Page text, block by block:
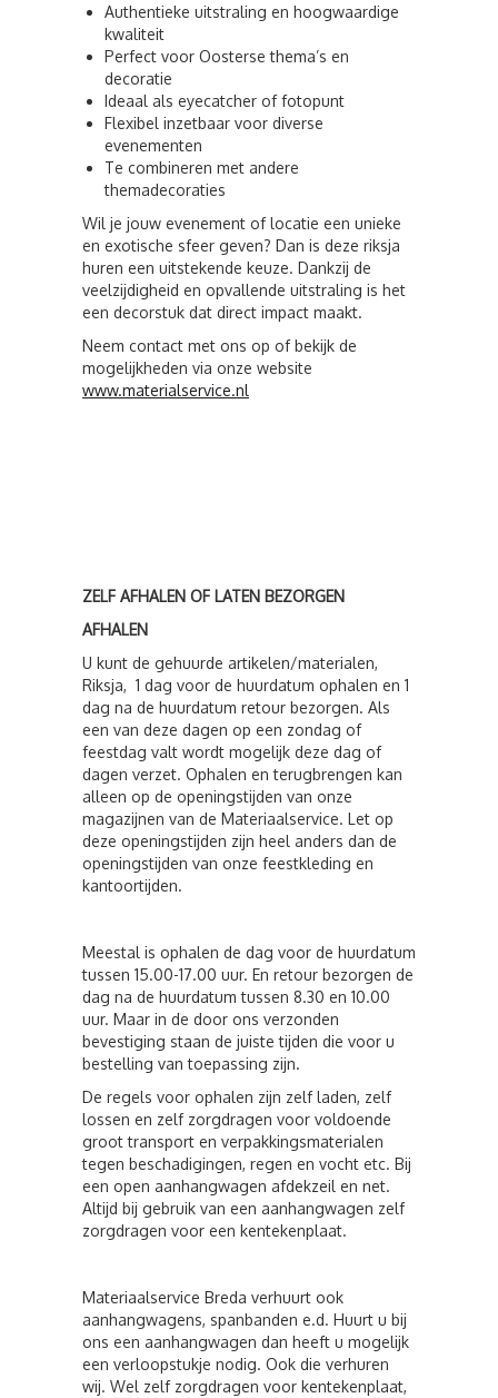
Authentieke uitstraling en hoogwaardige
kwaliteit
Perfect voor Oosterse thema’s en
decoratie
Ideaal als eyecatcher of fotopunt
Flexibel inzetbaar voor diverse
evenementen
Te combineren met andere
themadecoraties
Wil je jouw evenement of locatie een unieke
en exotische sfeer geven? Dan is deze riksja
huren een uitstekende keuze. Dankzij de
veelzijdigheid en opvallende uitstraling is het
een decorstuk dat direct impact maakt.
Neem contact met ons op of bekijk de
mogelijkheden via onze website
www.materialservice.nl
ZELF AFHALEN OF LATEN BEZORGEN
AFHALEN
U kunt de gehuurde artikelen/materialen,
Riksja, 1 dag voor de huurdatum ophalen en 1
dag na de huurdatum retour bezorgen. Als
een van deze dagen op een zondag of
feestdag valt wordt mogelijk deze dag of
dagen verzet. Ophalen en terugbrengen kan
alleen op de openingstijden van onze
magazijnen van de Materiaalservice. Let op
deze openingstijden zijn heel anders dan de
openingstijden van onze feestkleding en
kantoortijden.
Meestal is ophalen de dag voor de huurdatum
tussen 15.00-17.00 uur. En retour bezorgen de
dag na de huurdatum tussen 8.30 en 10.00
uur. Maar in de door ons verzonden
bevestiging staan de juiste tijden die voor u
bestelling van toepassing zijn.
De regels voor ophalen zijn zelf laden, zelf
lossen en zelf zorgdragen voor voldoende
groot transport en verpakkingsmaterialen
tegen beschadigingen, regen en vocht etc. Bij
een open aanhangwagen afdekzeil en net.
Altijd bij gebruik van een aanhangwagen zelf
zorgdragen voor een kentekenplaat.
Materiaalservice Breda verhuurt ook
aanhangwagens, spanbanden e.d. Huurt u bij
ons een aanhangwagen dan heeft u mogelijk
een verloopstukje nodig. Ook die verhuren
wij. Wel zelf zorgdragen voor kentekenplaat,